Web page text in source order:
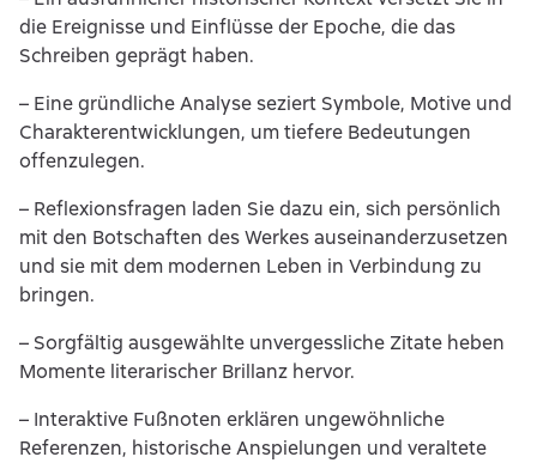
die Ereignisse und Einflüsse der Epoche, die das
Schreiben geprägt haben.
– Eine gründliche Analyse seziert Symbole, Motive und
Charakterentwicklungen, um tiefere Bedeutungen
offenzulegen.
– Reflexionsfragen laden Sie dazu ein, sich persönlich
mit den Botschaften des Werkes auseinanderzusetzen
und sie mit dem modernen Leben in Verbindung zu
bringen.
– Sorgfältig ausgewählte unvergessliche Zitate heben
Momente literarischer Brillanz hervor.
– Interaktive Fußnoten erklären ungewöhnliche
Referenzen, historische Anspielungen und veraltete